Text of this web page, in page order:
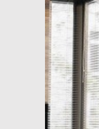
НОВИНКИ
ЗА ПРИЗНАЧЕННЯМ
АКСЕСУАРИ